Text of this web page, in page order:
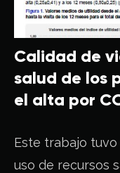
Calidad de
salud de los
el alta por
Este trabajo
uso de recursos